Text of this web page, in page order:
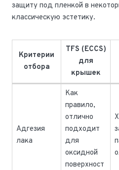
защиту под пленкой в
классическую эстетику.
Критерии
отбора
TFS (ECCS)
для
крышек
Адгезия
лака
Как
правило,
отлично
подходит
для
оксидной
поверхност